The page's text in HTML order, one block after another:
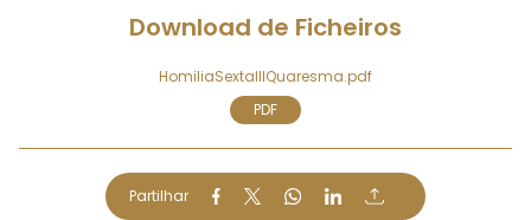
Download de Ficheiros
HomiliaSextaIIIQuaresma.pdf
PDF
Partilhar